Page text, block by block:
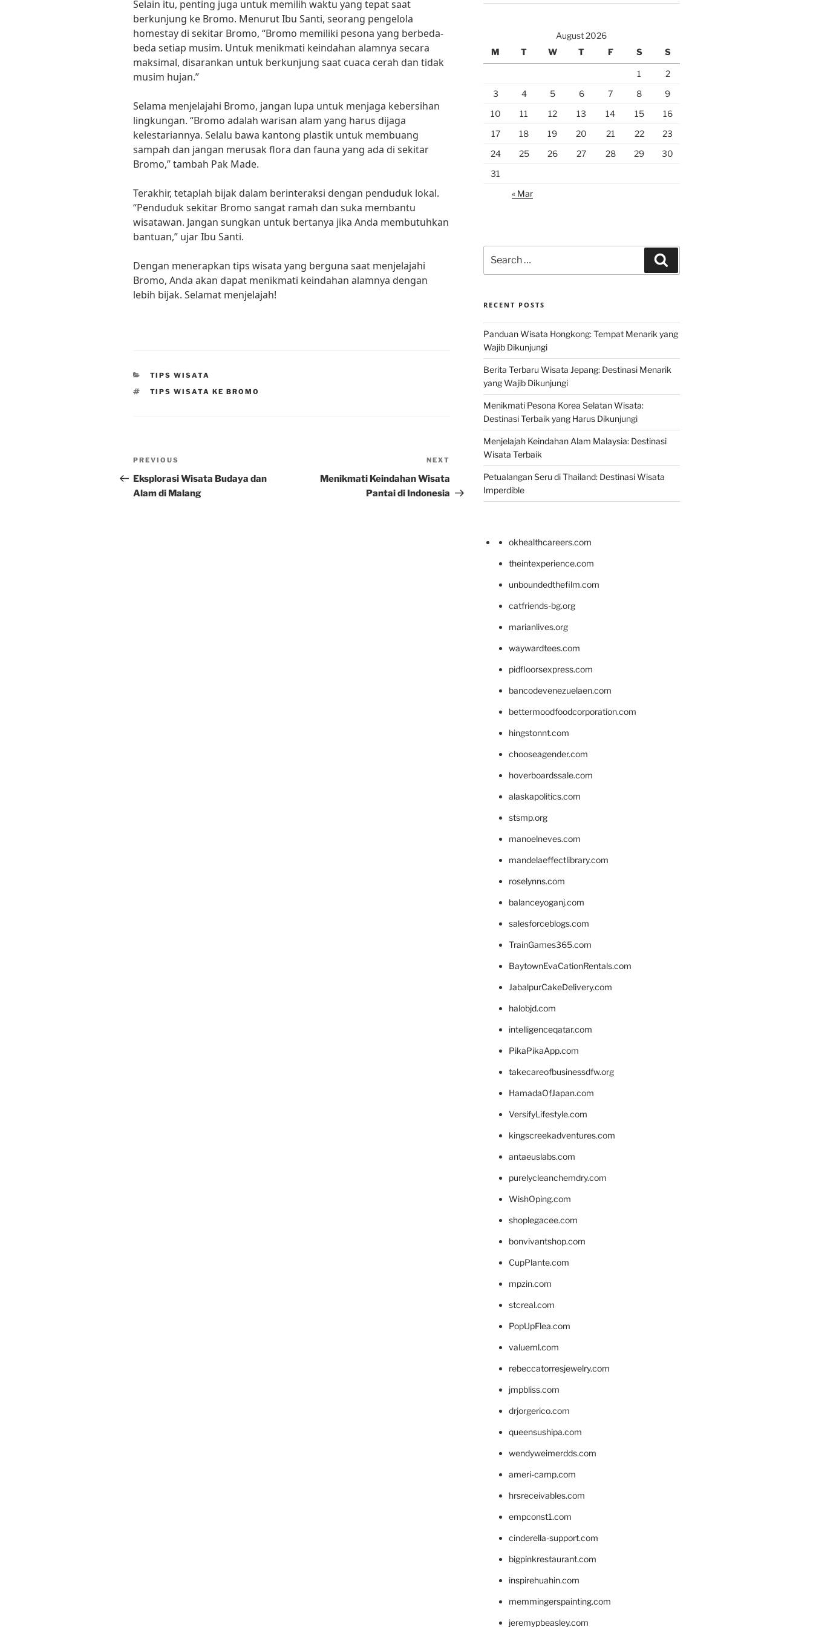
Selain itu, penting juga untuk memilih waktu yang tepat saat
berkunjung ke Bromo. Menurut Ibu Santi, seorang pengelola
homestay di sekitar Bromo, “Bromo memiliki pesona yang berbeda-
beda setiap musim. Untuk menikmati keindahan alamnya secara
maksimal, disarankan untuk berkunjung saat cuaca cerah dan tidak
musim hujan.”
Selama menjelajahi Bromo, jangan lupa untuk menjaga kebersihan
lingkungan. “Bromo adalah warisan alam yang harus dijaga
kelestariannya. Selalu bawa kantong plastik untuk membuang
sampah dan jangan merusak flora dan fauna yang ada di sekitar
Bromo,” tambah Pak Made.
Terakhir, tetaplah bijak dalam berinteraksi dengan penduduk lokal.
“Penduduk sekitar Bromo sangat ramah dan suka membantu
wisatawan. Jangan sungkan untuk bertanya jika Anda membutuhkan
bantuan,” ujar Ibu Santi.
Dengan menerapkan tips wisata yang berguna saat menjelajahi
Bromo, Anda akan dapat menikmati keindahan alamnya dengan
lebih bijak. Selamat menjelajah!
CATEGORIES
TIPS WISATA
TAGS
TIPS WISATA KE BROMO
Post
navigation
Previous
Post
PREVIOUS
Eksplorasi Wisata Budaya dan
Alam di Malang
NEXT
Menikmati Keindahan Wisata
Pantai di Indonesia
August 2026
M
T W T F S S
1
2
3
4 5 6 7 8
9
10
11 12 13 14 15
16
17
18 19 20 21 22
23
24
25 26 27 28 29
30
31
« Mar
for:
RECENT POSTS
Panduan Wisata Hongkong: Tempat Menarik yang
Wajib Dikunjungi
Berita Terbaru Wisata Jepang: Destinasi Menarik
yang Wajib Dikunjungi
Menikmati Pesona Korea Selatan Wisata:
Destinasi Terbaik yang Harus Dikunjungi
Menjelajah Keindahan Alam Malaysia: Destinasi
Wisata Terbaik
Petualangan Seru di Thailand: Destinasi Wisata
Imperdible
okhealthcareers.com
theintexperience.com
unboundedthefilm.com
catfriends-bg.org
marianlives.org
waywardtees.com
pidfloorsexpress.com
bancodevenezuelaen.com
bettermoodfoodcorporation.com
hingstonnt.com
chooseagender.com
hoverboardssale.com
alaskapolitics.com
stsmp.org
manoelneves.com
mandelaeffectlibrary.com
roselynns.com
balanceyoganj.com
salesforceblogs.com
TrainGames365.com
BaytownEvaCationRentals.com
JabalpurCakeDelivery.com
halobjd.com
intelligenceqatar.com
PikaPikaApp.com
takecareofbusinessdfw.org
HamadaOfJapan.com
VersifyLifestyle.com
kingscreekadventures.com
antaeuslabs.com
purelycleanchemdry.com
WishOping.com
shoplegacee.com
bonvivantshop.com
CupPlante.com
mpzin.com
stcreal.com
PopUpFlea.com
valueml.com
rebeccatorresjewelry.com
jmpbliss.com
drjorgerico.com
queensushipa.com
wendyweimerdds.com
ameri-camp.com
hrsreceivables.com
empconst1.com
cinderella-support.com
bigpinkrestaurant.com
inspirehuahin.com
memmingerspainting.com
jeremypbeasley.com